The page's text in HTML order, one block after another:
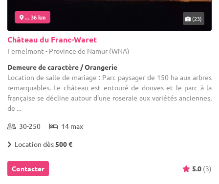
... 36 km (23)
Château du Franc-Waret
Fernelmont - Province de Namur (WNA)
Demeure de caractère / Orangerie
Location de salle de mariage : Parc paysager de 150 ha aux arbres
remarquables. Le château est entouré de douves et le parc à la
française se décline autour d'une roseraie aux variétés anciennes,
de ...
30-250 14 max
Location dès500 €
Contacter 5.0 (3)